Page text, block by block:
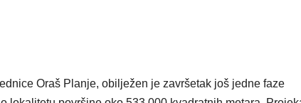
Oraš Planje, obilježen je završetak još jedne faze